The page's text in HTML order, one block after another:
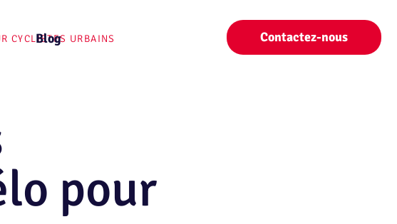
Blog Contactez-nous
CYCLISTES URBAINS
pour